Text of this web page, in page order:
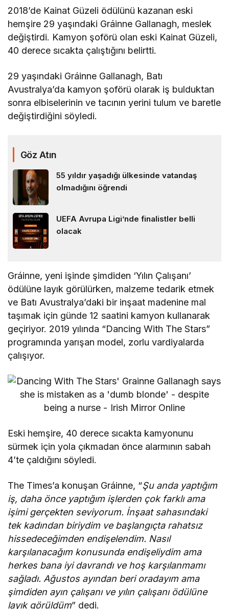
2018’de Kainat Güzeli ödülünü kazanan eski
hemşire 29 yaşındaki Gráinne Gallanagh, meslek
değiştirdi. Kamyon şoförü olan eski Kainat Güzeli,
40 derece sıcakta çalıştığını belirtti.
29 yaşındaki Gráinne Gallanagh, Batı
Avustralya’da kamyon şoförü olarak iş bulduktan
sonra elbiselerinin ve tacının yerini tulum ve baretle
değiştirdiğini söyledi.
Göz Atın
55 yıldır yaşadığı ülkesinde vatandaş
olmadığını öğrendi
UEFA Avrupa Ligi’nde finalistler belli
olacak
Gráinne, yeni işinde şimdiden ‘Yılın Çalışanı’
ödülüne layık görülürken, malzeme tedarik etmek
ve Batı Avustralya’daki bir inşaat madenine mal
taşımak için günde 12 saatini kamyon kullanarak
geçiriyor. 2019 yılında “Dancing With The Stars”
programında yarışan model, zorlu vardiyalarda
çalışıyor.
Eski hemşire, 40 derece sıcakta kamyonunu
sürmek için yola çıkmadan önce alarmının sabah
4’te çaldığını söyledi.
The Times’a konuşan Gráinne, “Şu anda yaptığım
iş, daha önce yaptığım işlerden çok farklı ama
işimi gerçekten seviyorum. İnşaat sahasındaki
tek kadından biriydim ve başlangıçta rahatsız
hissedeceğimden endişelendim. Nasıl
karşılanacağım konusunda endişeliydim ama
herkes bana iyi davrandı ve hoş karşılanmamı
sağladı. Ağustos ayından beri oradayım ama
şimdiden ayın çalışanı ve yılın çalışanı ödülüne
layık görüldüm” dedi.